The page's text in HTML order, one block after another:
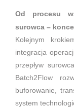
Od procesu
surowca –
Kolejnym
integracja
przepływ
Batch2Flow
buforowanie,
system